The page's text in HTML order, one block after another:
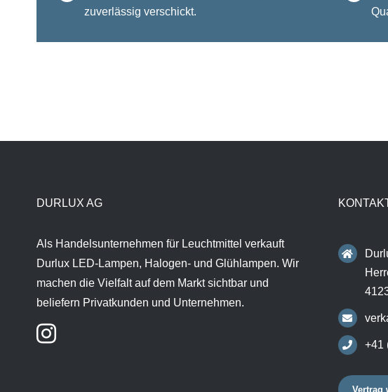
zuverlässig verschickt.
DURLUX AG
Als Handelsunternehmen für Leuchtmittel verkauft
Durlux LED-Lampen, Halogen- und Glühlampen. Wir
machen die Vielfalt auf dem Markt sichtbar und
beliefern Privatkunden und Unternehmen.
+41
Vertrag